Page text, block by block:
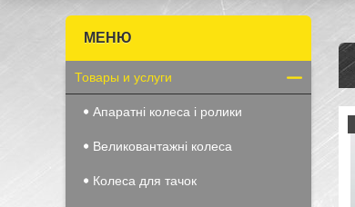
Товары и услуги
Апаратні колеса і ролики
Великовантажні колеса
Колеса для тачок